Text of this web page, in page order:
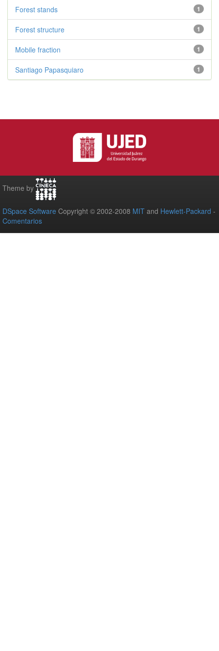
1
Forest stands
1
Forest structure
1
Mobile fraction
1
Santiago Papasquiaro
Theme by
DSpace Software Copyright © 2002-2008 MIT and Hewlett-Packard -
Comentarios